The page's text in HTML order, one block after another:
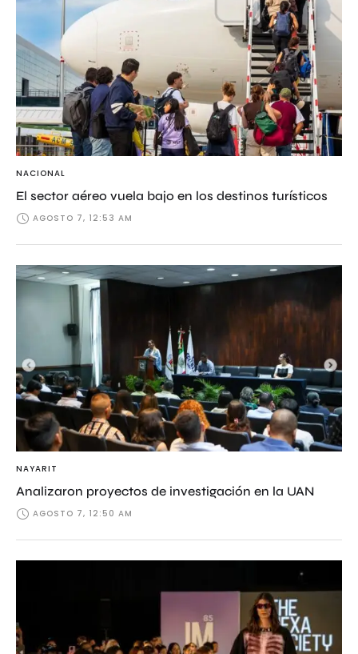
NACIONAL
El sector aéreo vuela bajo en los destinos turísticos
AGOSTO 7, 12:53 AM
NAYARIT
Analizaron proyectos de investigación en la UAN
AGOSTO 7, 12:50 AM